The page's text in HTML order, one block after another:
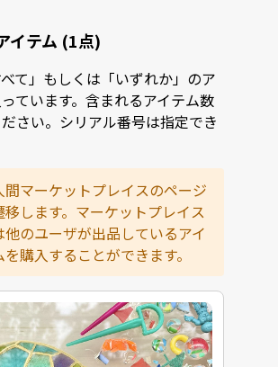
イテム (1点)
て」もしくは「いずれか」のア
ています。含まれるアイテム数
さい。シリアル番号は指定でき
間マーケットプレイスのページ
移します。マーケットプレイス
他のユーザが出品しているアイ
を購入することができます。